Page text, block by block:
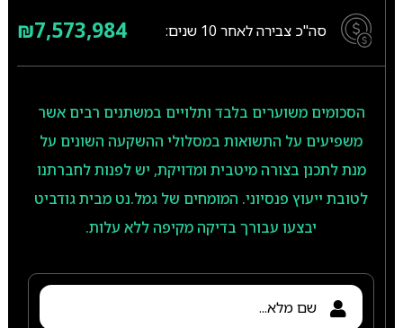
סה"כ צבירה לאחר 10 שנים: ₪7,573,984
הסכומים משוערים בלבד ותלויים במשתנים רבים אשר
משפיעים על התשואות במסלולי ההשקעה השונים על
מנת לתכנן בצורה מיטבית ומדויקת, יש לפנות לחברתנו
לטובת ייעוץ פנסיוני. המומחים של גמל.נט מבית גודביט
יבצעו עבורך בדיקה מקיפה ללא עלות.